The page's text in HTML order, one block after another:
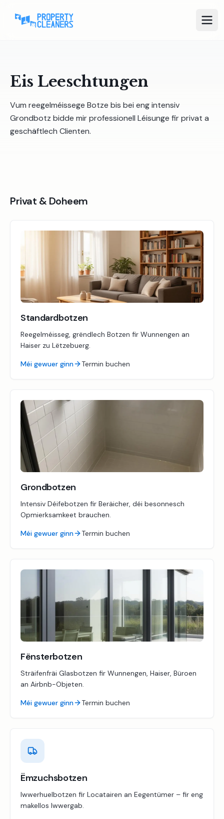
Eis Leeschtungen
Vum reegelméissege Botze bis bei eng intensiv
Grondbotz bidde mir professionell Léisunge fir privat a
geschäftlech Clienten.
Privat & Doheem
Standardbotzen
Reegelméisseg, grëndlech Botzen fir Wunnengen an
Haiser zu Lëtzebuerg.
Méi gewuer ginn Termin buchen
Grondbotzen
Intensiv Déifebotzen fir Beräicher, déi besonnesch
Opmierksamkeet brauchen.
Méi gewuer ginn Termin buchen
Fënsterbotzen
Sträifenfräi Glasbotzen fir Wunnengen, Haiser, Büroen
an Airbnb-Objeten.
Méi gewuer ginn Termin buchen
Ëmzuchsbotzen
Iwwerhuelbotzen fir Locatairen an Eegentümer – fir eng
makellos Iwwergab.